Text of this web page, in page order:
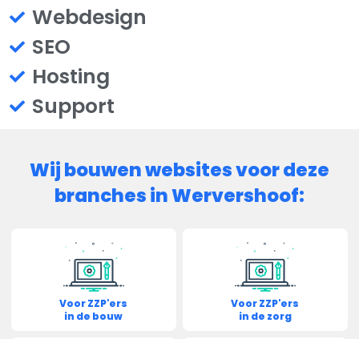
Webdesign
SEO
Hosting
Support
Wij bouwen websites voor deze
branches in Wervershoof:
Voor ZZP'ers
in de bouw
Voor ZZP'ers
in de zorg